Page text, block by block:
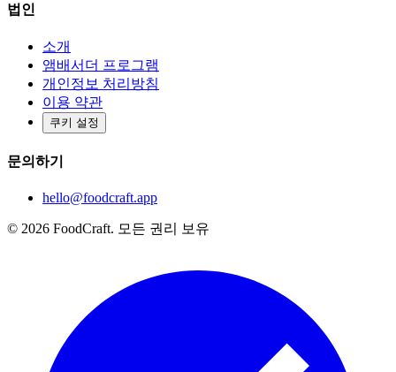
법인
소개
앰배서더 프로그램
개인정보 처리방침
이용 약관
쿠키 설정
문의하기
hello@foodcraft.app
© 2026 FoodCraft. 모든 권리 보유